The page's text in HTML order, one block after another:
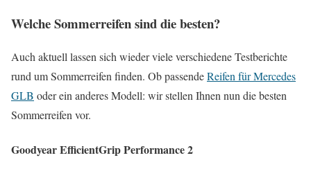
Welche Sommerreifen sind die besten?
Auch aktuell lassen sich wieder viele verschiedene Testberichte
rund um Sommerreifen finden. Ob passendeReifen für Mercedes
GLB oder ein anderes Modell: wir stellen Ihnen nun die besten
Sommerreifen vor.
Goodyear EfficientGrip Performance 2